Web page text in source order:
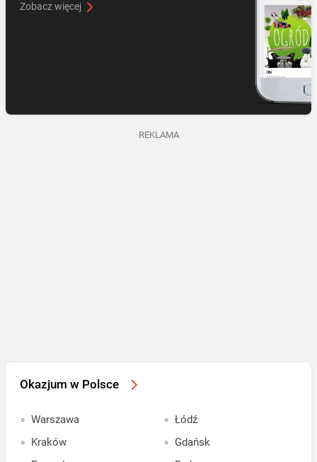
Zobacz więcej
REKLAMA
Okazjum w Polsce
Warszawa
Kraków
Łódź
Gdańsk